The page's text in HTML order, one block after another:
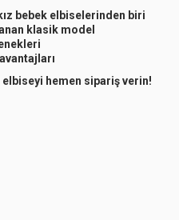
bebek elbiselerinden biri
klasik model
hemen sipariş verin!